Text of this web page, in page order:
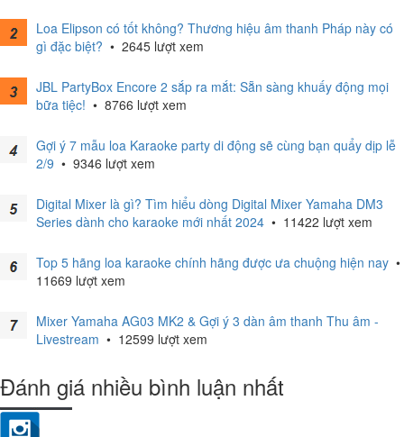
Loa Elipson có tốt không? Thương hiệu âm thanh Pháp này có
gì đặc biệt? • 2645 lượt xem
JBL PartyBox Encore 2 sắp ra mắt: Sẵn sàng khuấy động mọi
bữa tiệc! • 8766 lượt xem
Gợi ý 7 mẫu loa Karaoke party di động sẽ cùng bạn quẩy dịp lễ
2/9 • 9346 lượt xem
Digital Mixer là gì? Tìm hiểu dòng Digital Mixer Yamaha DM3
Series dành cho karaoke mới nhất 2024 • 11422 lượt xem
Top 5 hãng loa karaoke chính hãng được ưa chuộng hiện nay •
11669 lượt xem
Mixer Yamaha AG03 MK2 & Gợi ý 3 dàn âm thanh Thu âm -
Livestream • 12599 lượt xem
Đánh giá nhiều bình luận nhất